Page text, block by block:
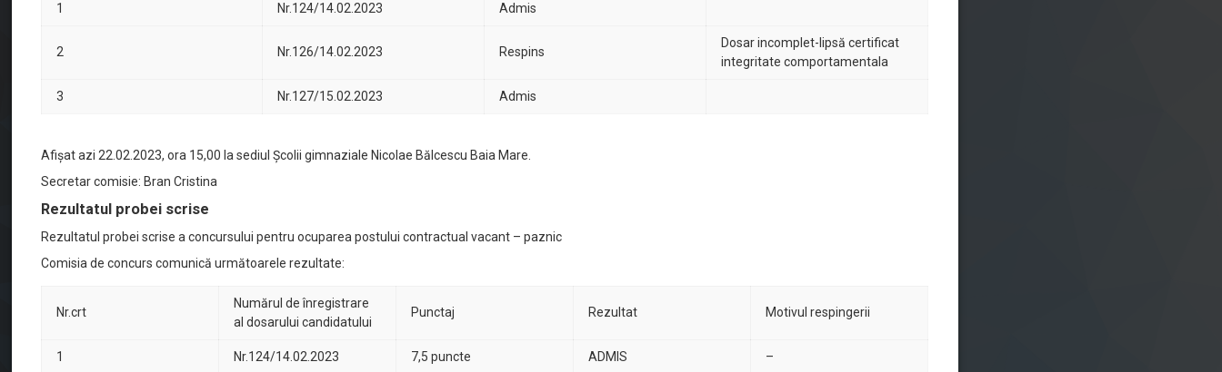
1 Nr.124/14.02.2023 Admis
2 Nr.126/14.02.2023 Respins
Dosar incomplet-lipsă certificat
integritate comportamentala
3 Nr.127/15.02.2023 Admis
Afișat azi 22.02.2023, ora 15,00 la sediul Școlii gimnaziale Nicolae Bălcescu Baia Mare.
Secretar comisie: Bran Cristina
Rezultatul probei scrise
Rezultatul probei scrise a concursului pentru ocuparea postului contractual vacant – paznic
Comisia de concurs comunică următoarele rezultate:
Nr.crt
Numărul de înregistrare
al dosarului candidatului
Punctaj Rezultat Motivul respingerii
1 Nr.124/14.02.2023 7,5 puncte ADMIS –